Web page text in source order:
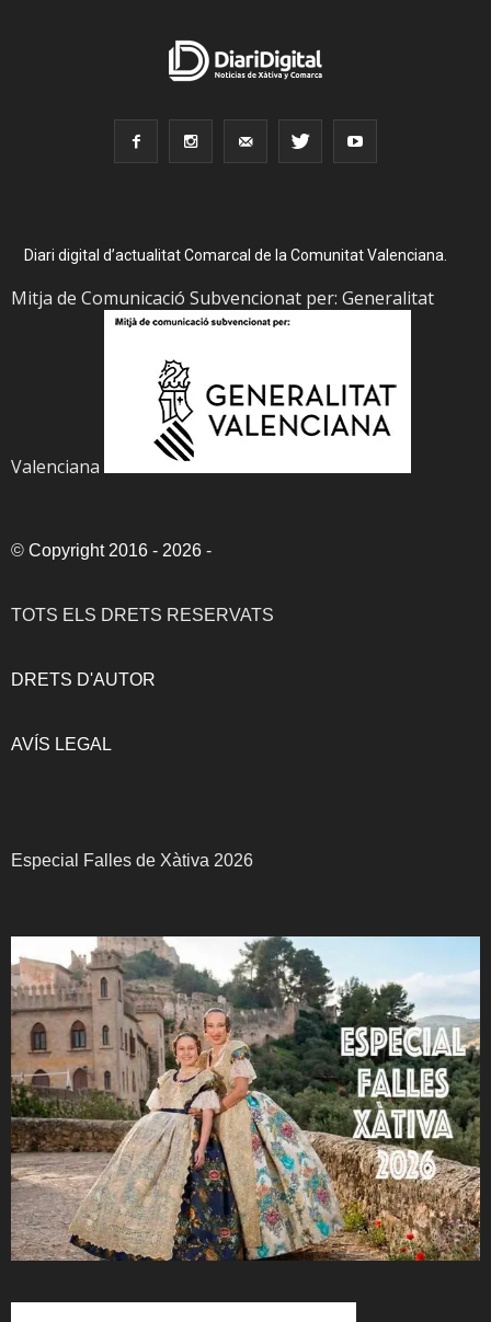
Diari digital d’actualitat Comarcal de la Comunitat Valenciana.
Mitja de Comunicació Subvencionat per: Generalitat
Valenciana
© Copyright 2016 - 2026 -
TOTS ELS DRETS RESERVATS
DRETS D'AUTOR
AVÍS LEGAL
Especial Falles de Xàtiva 2026